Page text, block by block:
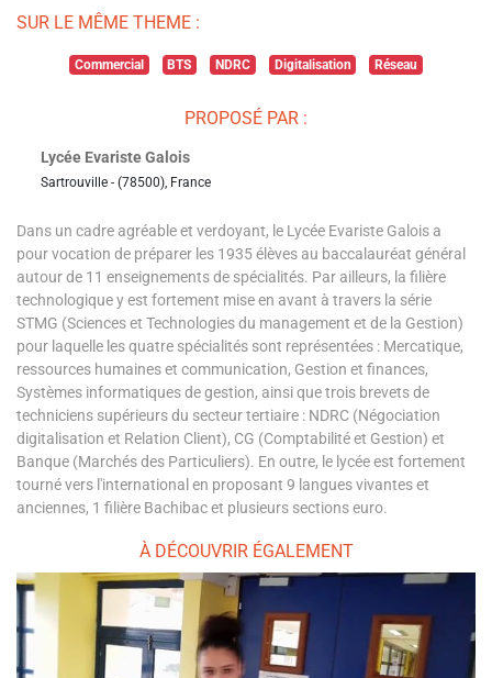
SUR LE MÊME THEME :
Commercial BTS NDRC Digitalisation Réseau
PROPOSÉ PAR :
Lycée Evariste Galois
Sartrouville - (78500), France
Dans un cadre agréable et verdoyant, le Lycée Evariste Galois a
pour vocation de préparer les 1935 élèves au baccalauréat général
autour de 11 enseignements de spécialités. Par ailleurs, la filière
technologique y est fortement mise en avant à travers la série
STMG (Sciences et Technologies du management et de la Gestion)
pour laquelle les quatre spécialités sont représentées : Mercatique,
ressources humaines et communication, Gestion et finances,
Systèmes informatiques de gestion, ainsi que trois brevets de
techniciens supérieurs du secteur tertiaire : NDRC (Négociation
digitalisation et Relation Client), CG (Comptabilité et Gestion) et
Banque (Marchés des Particuliers). En outre, le lycée est fortement
tourné vers l'international en proposant 9 langues vivantes et
anciennes, 1 filière Bachibac et plusieurs sections euro.
À DÉCOUVRIR ÉGALEMENT